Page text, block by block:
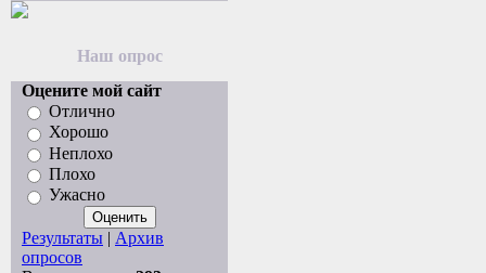
Наш опрос
Оцените мой сайт
Отлично
Хорошо
Неплохо
Плохо
Ужасно
Результаты | Архив
опросов